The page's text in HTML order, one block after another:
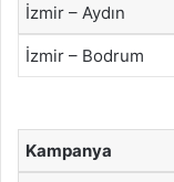
İzmir – Aydın
İzmir – Bodrum
Kampanya